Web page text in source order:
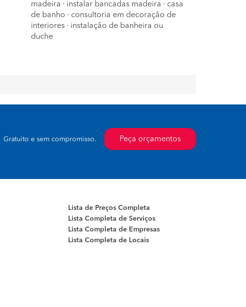
madeira · instalar bancadas madeira · casa
de banho · consultoria em decoração de
interiores · instalação de banheira ou
duche
Peça orçamentos
Gratuito e sem compromisso.
Lista de Preços Completa
Lista Completa de Serviços
Lista Completa de Empresas
Lista Completa de Locais